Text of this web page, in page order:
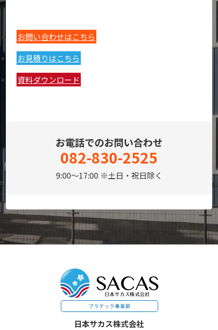
お問い合わせはこちら
お見積りはこちら
資料ダウンロード
お電話でのお問い合わせ
082-830-2525
9:00～17:00 ※土日・祝日除く
日本サカス株式会社